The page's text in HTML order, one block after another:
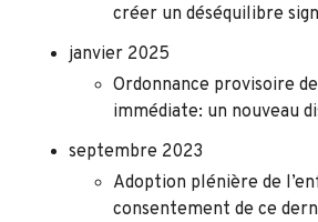
créer un déséquilibre
janvier 2025
Ordonnance provisoire
immédiate: un nouveau
septembre 2023
Adoption plénière de
consentement de ce